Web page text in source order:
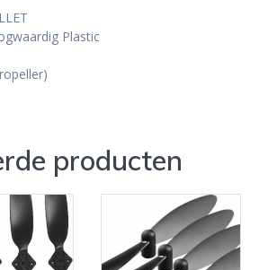
Plastic
producten